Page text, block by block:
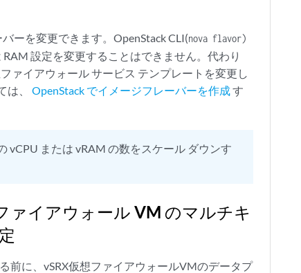
ーを変更できます。OpenStack CLI(nova flavor)
設定を変更することはできません。代わり
ァイアウォール サービス テンプレートを変更し
は、 OpenStack でイメージフレーバーを作成す
vCPU または vRAM の数をスケール ダウンす
ァイアウォール VM のマルチキ
前に、vSRX仮想ファイアウォールVMのデータプ